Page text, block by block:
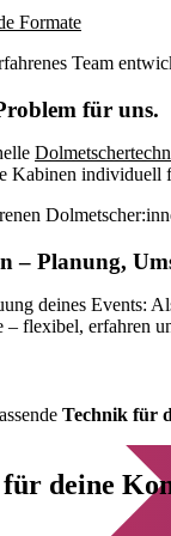
Formate
Team
für uns.
Kabinen individuell
– Planung,
deines Events:
flexibel, erfahren
Technik für
deine